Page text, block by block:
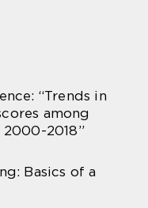
“Trends in
among
2018”
Basics of a